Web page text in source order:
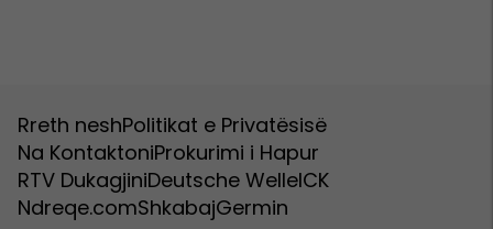
Rreth neshPolitikat e Privatësisë
Na KontaktoniProkurimi i Hapur
RTV DukagjiniDeutsche WelleICK
Ndreqe.comShkabajGermin